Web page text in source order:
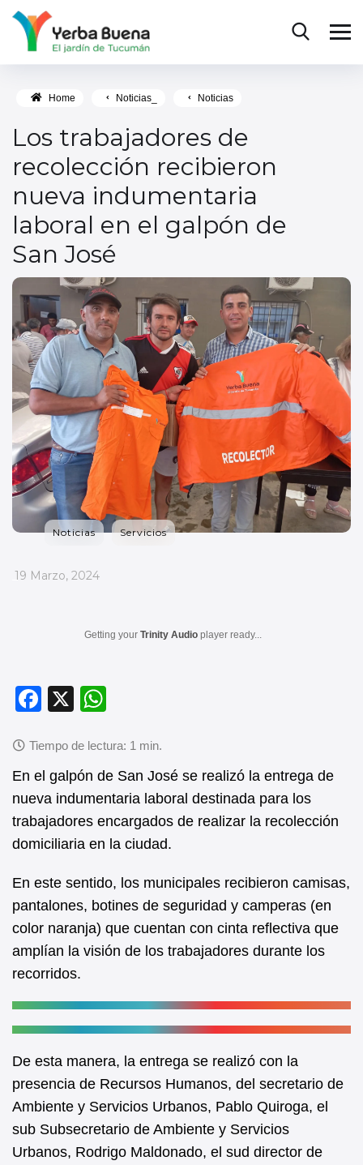
Home Noticias_ Noticias
Los trabajadores de
recolección recibieron
nueva indumentaria
laboral en el galpón de
San José
Noticias Servicios
_
19 Marzo, 2024
Getting your Trinity Audio player ready...
F
c
e
b
o
o
k
X
at
s
A
p
p
En el galpón de San José se realizó la entrega de
nueva indumentaria laboral destinada para los
trabajadores encargados de realizar la recolección
domiciliaria en la ciudad.
En este sentido, los municipales recibieron camisas,
pantalones, botines de seguridad y camperas (en
color naranja) que cuentan con cinta reflectiva que
amplían la visión de los trabajadores durante los
recorridos.
De esta manera, la entrega se realizó con la
presencia de Recursos Humanos, del secretario de
Ambiente y Servicios Urbanos, Pablo Quiroga, el
sub Subsecretario de Ambiente y Servicios
Urbanos, Rodrigo Maldonado, el sud director de